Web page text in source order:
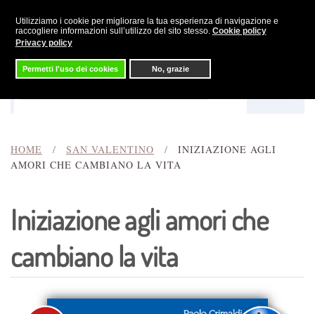
Utilizziamo i cookie per migliorare la tua esperienza di navigazione e
raccogliere informazioni sull’utilizzo del sito stesso. Cookie policy
Privacy policy
Permetti l'uso dei cookies No, grazie
Skip to main content
HOME SAN VALENTINO
INIZIAZIONE AGLI
AMORI CHE CAMBIANO LA VITA
Iniziazione agli amori che
cambiano la vita